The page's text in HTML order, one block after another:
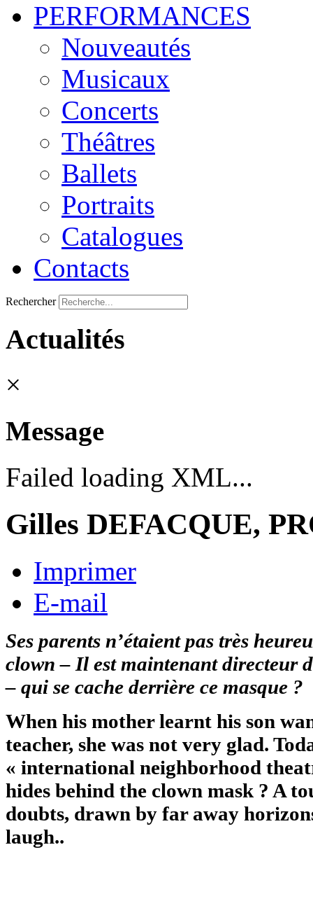
PERFORMANCES
Nouveautés
Musicaux
Concerts
Théâtres
Ballets
Portraits
Catalogues
Contacts
Rechercher
Actualités
×
Message
Failed loading XML...
Gilles DEFACQUE,
Imprimer
E-mail
Ses parents n’étaient pas très
clown – Il est maintenant directeur
– qui se cache derrière ce masque ?
When his mother learnt his son
teacher, she was not very glad.
« international neighborhood
hides behind the clown mask ? A
doubts, drawn by far away
laugh..